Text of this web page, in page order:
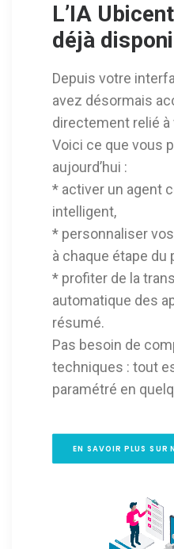
L’IA
déjà
Depuis votre
avez désormais
directement relié à
Voici ce que vous
aujourd’hui :
* activer un agent
intelligent,
* personnaliser
à chaque étape du
* profiter de la
automatique des
résumé.
Pas besoin de
techniques : tout
paramétré en
EN SAVOIR PLUS SUR